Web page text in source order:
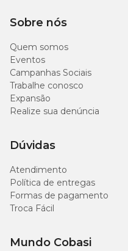
Sobre nós
Quem somos
Eventos
Campanhas Sociais
Trabalhe conosco
Expansão
Realize sua denúncia
Dúvidas
Atendimento
Política de entregas
Formas de pagamento
Troca Fácil
Mundo Cobasi